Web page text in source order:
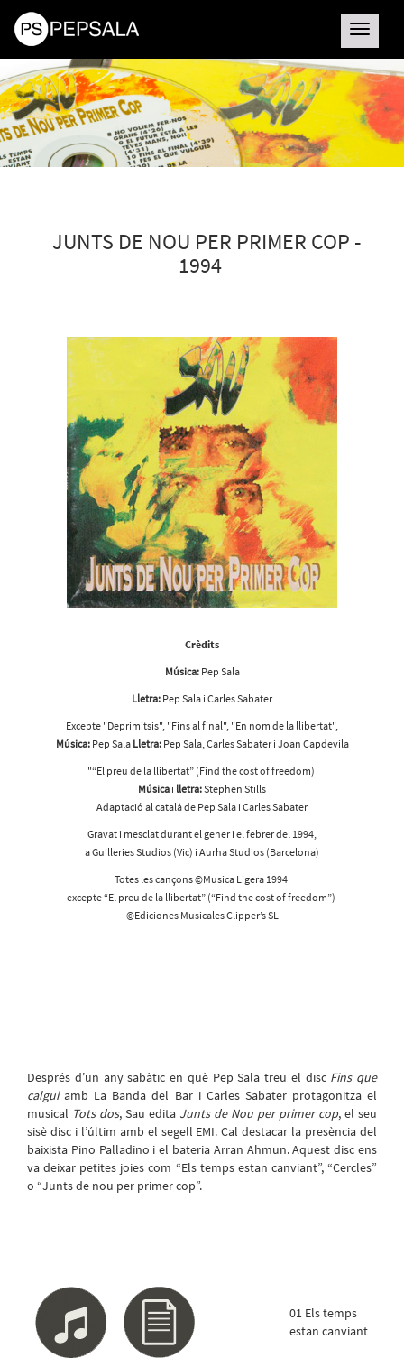
Toggle
JUNTS DE NOU PER PRIMER COP -
1994
Crèdits
Música:Pep Sala
Lletra: Pep Sala i Carles Sabater
Excepte "Deprimitsis", "Fins al final", "En nom de la llibertat",
Música: Pep Sala Lletra: Pep Sala, Carles Sabater i Joan Capdevila
"“El preu de la llibertat” (Find the cost of freedom)
Música i lletra:Stephen Stills
Adaptació al català de Pep Sala i Carles Sabater
Gravat i mesclat durant el gener i el febrer del 1994,
a Guilleries Studios (Vic) i Aurha Studios (Barcelona)
Totes les cançons ©Musica Ligera 1994
excepte “El preu de la llibertat” (“Find the cost of freedom”)
©Ediciones Musicales Clipper’s SL
Després d’un any sabàtic en què Pep Sala treu el disc Fins que
calguiamb La Banda del Bar i Carles Sabater protagonitza el
musical Tots dos, Sau edita Junts de Nou per primer cop, el seu
sisè disc i l’últim amb el segell EMI. Cal destacar la presència del
baixista Pino Palladino i el bateria Arran Ahmun. Aquest disc ens
va deixar petites joies com “Els temps estan canviant”, “Cercles”
o “Junts de nou per primer cop”.
01 Els temps
estan canviant